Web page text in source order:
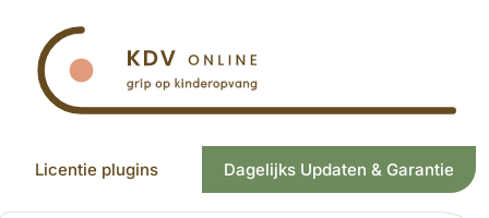
inhoud
Licentie plugins Dagelijks Updaten & Garantie